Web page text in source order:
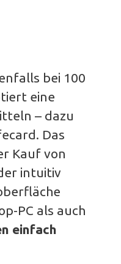
bei 100
eine
– dazu
Das
Kauf von
intuitiv
PC als auch
einfach